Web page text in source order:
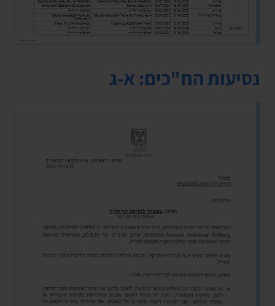
נסיעות הח"כים: א-ג